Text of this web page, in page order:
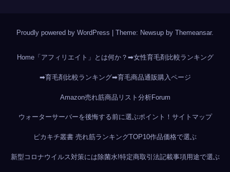
Proudly powered by WordPress | Theme: Newsup by Themeansar.
Home「アフィリエイト」とは何か？ ➡女性育毛剤比較ランキング
➡育毛剤比較ランキング➡育毛商品通販購入ページ
Amazon売れ筋商品リスト分析Forum
ウォーターサーバーを後悔する前に選ぶポイント！ サイトマップ
ピカキチ叢書 売れ筋ランキングTOP10作品価格で選ぶ
新型コロナウイルス対策には除菌水!特定商取引法記載事項用途で選ぶ